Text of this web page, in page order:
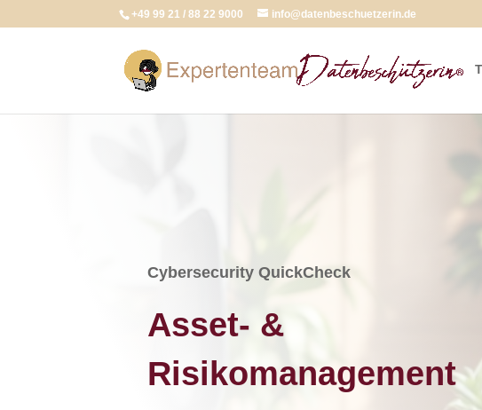
+49 99 21 / 88 22 9000 info@datenbeschuetzerin.de
Cybersecurity QuickCheck
Asset- &
Risikomanagement